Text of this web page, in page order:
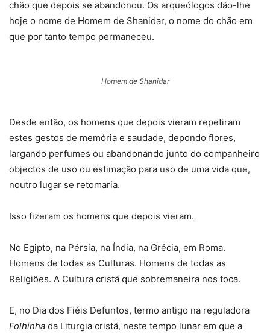
chão que depois se abandonou. Os arqueólogos dão-lhe
hoje o nome de Homem de Shanidar, o nome do chão em
que por tanto tempo permaneceu.
Homem de Shanidar
Desde então, os homens que depois vieram repetiram
estes gestos de memória e saudade, depondo flores,
largando perfumes ou abandonando junto do companheiro
objectos de uso ou estimação para uso de uma vida que,
noutro lugar se retomaria.
Isso fizeram os homens que depois vieram.
No Egipto, na Pérsia, na Índia, na Grécia, em Roma.
Homens de todas as Culturas. Homens de todas as
Religiões. A Cultura cristã que sobremaneira nos toca.
E, no Dia dos Fiéis Defuntos, termo antigo na reguladora
Folhinha da Liturgia cristã, neste tempo lunar em que a